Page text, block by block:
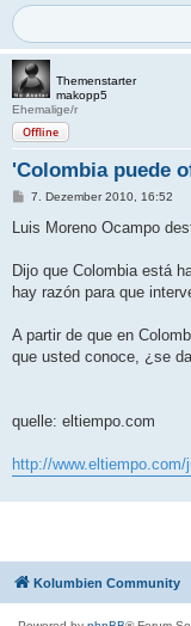
Themenstarter
makopp5
Ehemalige/r
Offline
'Colombia puede
B
i
a
g
7. Dezember 2010, 16:52
Luis Moreno Ocampo
Dijo que Colombia está
hay razón para que
A partir de que en
que usted conoce, ¿se
quelle: eltiempo.com
http://
Kolumbien Community